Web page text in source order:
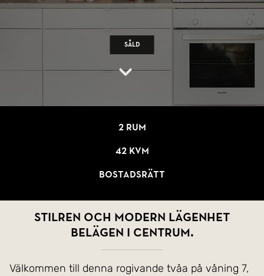
Såld
2 rum
42 kvm
Bostadsrätt
Stilren och modern lägenhet
belägen i centrum.
Välkommen till denna rogivande tvåa på våning 7,